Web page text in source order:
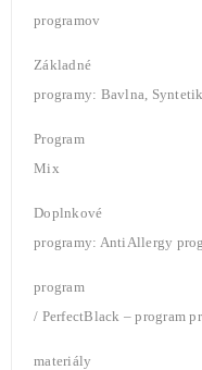
programov
Základné
programy: Bavlna,
Program
Mix
Doplnkové
programy: AntiAllergy
program
/ PerfectBlack – program
materiály